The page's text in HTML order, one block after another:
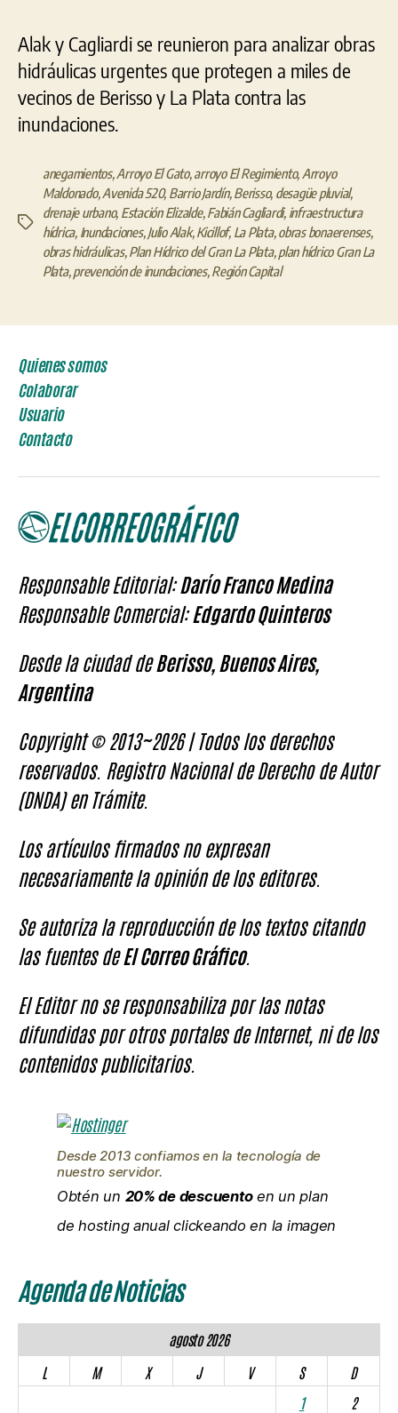
Alak y Cagliardi se reunieron para analizar obras
hidráulicas urgentes que protegen a miles de
vecinos de Berisso y La Plata contra las
inundaciones.
Etiquetas
anegamientos,Arroyo El Gato,arroyo El Regimiento, Arroyo
Maldonado,Avenida 520, Barrio Jardín,Berisso, desagüe pluvial,
drenaje urbano, Estación Elizalde,Fabián Cagliardi, infraestructura
hídrica, Inundaciones,Julio Alak,Kicillof, La Plata,obras bonaerenses,
obras hidráulicas,Plan Hídrico del Gran La Plata,plan hídrico Gran La
Plata,prevención de inundaciones,Región Capital
Quienes somos
Colaborar
Usuario
Contacto
Responsable Editorial:Darío Franco Medina
Responsable Comercial:Edgardo Quinteros
Desde la ciudad deBerisso, Buenos Aires,
Argentina
Copyright © 2013~2026 | Todos los derechos
reservados. Registro Nacional de Derecho de Autor
(DNDA) en Trámite.
Los artículos firmados no expresan
necesariamente la opinión de los editores.
Se autoriza la reproducción de los textos citando
las fuentes deEl Correo Gráfico.
El Editor no se responsabiliza por las notas
difundidas por otros portales de Internet, ni de los
contenidos publicitarios.
Desde 2013 confiamos en la tecnología de
nuestro servidor.
Obtén un 20% de descuentoen un plan
de hosting anual clickeando en la imagen
Agenda de Noticias
agosto 2026
L
M X J V S
D
1
2